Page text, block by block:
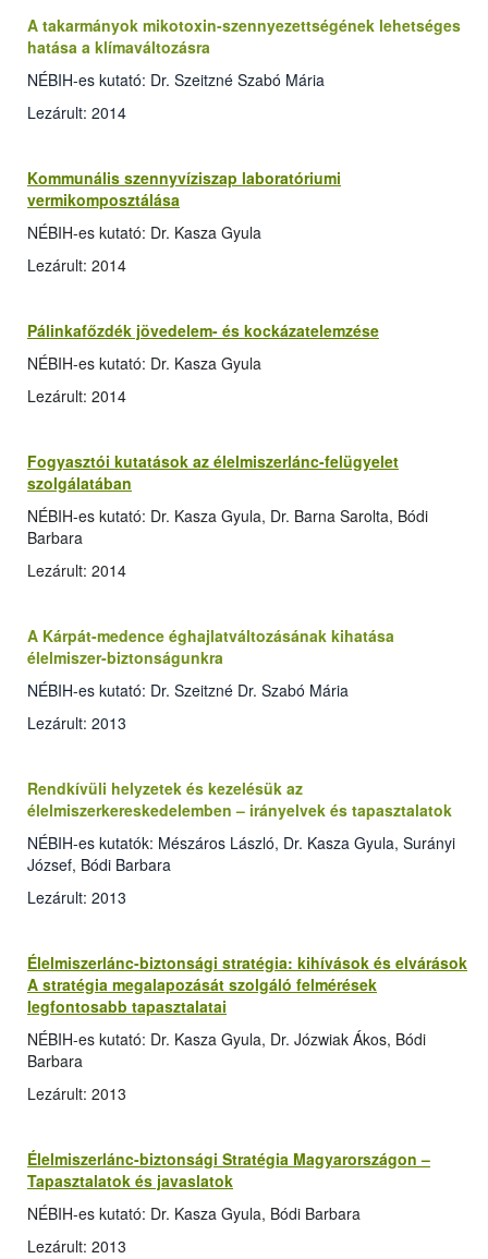
A takarmányok mikotoxin-szennyezettségének lehetséges
hatása a klímaváltozásra
NÉBIH-es kutató: Dr. Szeitzné Szabó Mária
Lezárult: 2014
Kommunális szennyvíziszap laboratóriumi
vermikomposztálása
NÉBIH-es kutató: Dr. Kasza Gyula
Lezárult: 2014
Pálinkafőzdék jövedelem- és kockázatelemzése
NÉBIH-es kutató: Dr. Kasza Gyula
Lezárult: 2014
Fogyasztói kutatások az élelmiszerlánc-felügyelet
szolgálatában
NÉBIH-es kutató: Dr. Kasza Gyula, Dr. Barna Sarolta, Bódi
Barbara
Lezárult: 2014
A Kárpát-medence éghajlatváltozásának kihatása
élelmiszer-biztonságunkra
NÉBIH-es kutató: Dr. Szeitzné Dr. Szabó Mária
Lezárult: 2013
Rendkívüli helyzetek és kezelésük az
élelmiszerkereskedelemben – irányelvek és tapasztalatok
NÉBIH-es kutatók: Mészáros László, Dr. Kasza Gyula, Surányi
József, Bódi Barbara
Lezárult: 2013
Élelmiszerlánc-biztonsági stratégia: kihívások és elvárások
A stratégia megalapozását szolgáló felmérések
legfontosabb tapasztalatai
NÉBIH-es kutató: Dr. Kasza Gyula, Dr. Józwiak Ákos, Bódi
Barbara
Lezárult: 2013
Élelmiszerlánc-biztonsági Stratégia Magyarországon –
Tapasztalatok és javaslatok
NÉBIH-es kutató: Dr. Kasza Gyula, Bódi Barbara
Lezárult: 2013